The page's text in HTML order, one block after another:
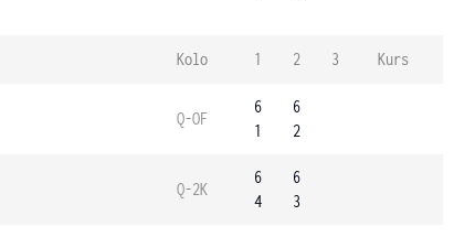
Kolo 1 2 3 Kurs
Q-OF
6
1
6
2
Q-2K
6
4
6
3